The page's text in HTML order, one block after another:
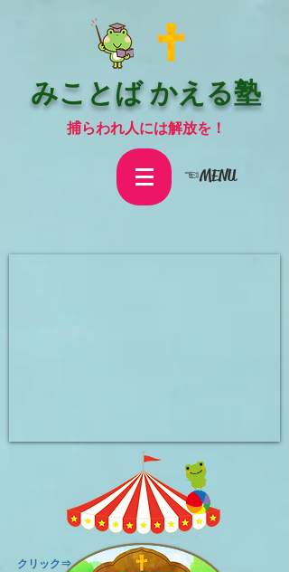
みことば かえる塾
捕らわれ人には解放を！
☜MENU
​クリック⇒